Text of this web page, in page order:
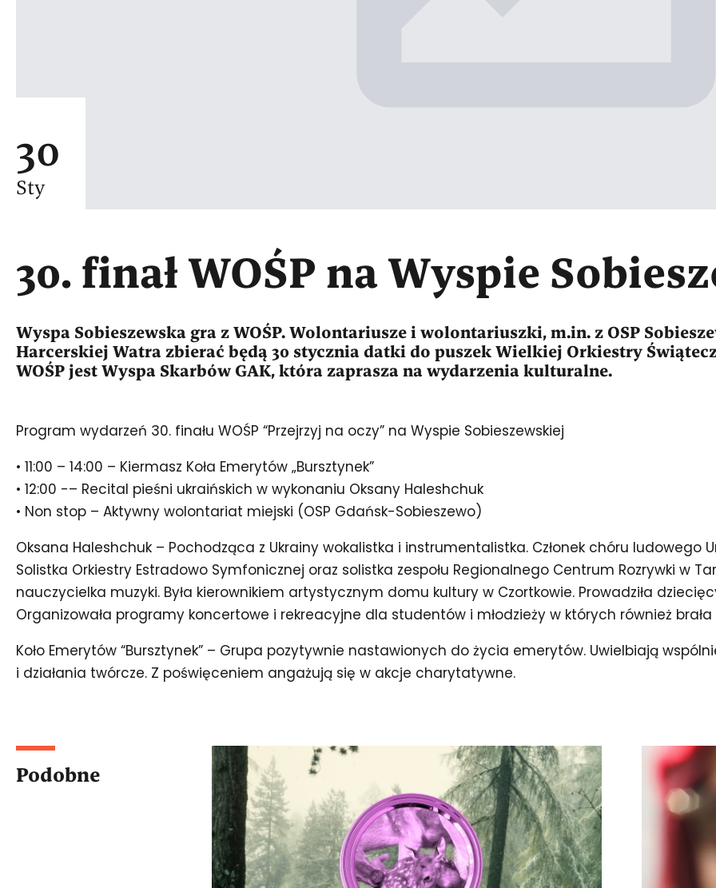
30
Sty
30. finał WOŚP na Wyspie
Wyspa Sobieszewska gra z WOŚP. Wolontariusze i wolontariuszki, m.in. z OSP
Harcerskiej Watra zbierać będą 30 stycznia datki do puszek Wielkiej Orkiestry
WOŚP jest Wyspa Skarbów GAK, która zaprasza na wydarzenia kulturalne.
Program wydarzeń 30. finału WOŚP “Przejrzyj na oczy” na Wyspie Sobieszewskiej
• 11:00 – 14:00 – Kiermasz Koła Emerytów „Bursztynek”
• 12:00 -– Recital pieśni ukraińskich w wykonaniu Oksany Haleshchuk
• Non stop – Aktywny wolontariat miejski (OSP Gdańsk-Sobieszewo)
Oksana Haleshchuk – Pochodząca z Ukrainy wokalistka i instrumentalistka. Członek chóru ludowego
Solistka Orkiestry Estradowo Symfonicznej oraz solistka zespołu Regionalnego Centrum Rozrywki w
nauczycielka muzyki. Była kierownikiem artystycznym domu kultury w Czortkowie. Prowadziła
Organizowała programy koncertowe i rekreacyjne dla studentów i młodzieży w których również brała
Koło Emerytów “Bursztynek” – Grupa pozytywnie nastawionych do życia emerytów. Uwielbiają
i działania twórcze. Z poświęceniem angażują się w akcje charytatywne.
Podobne